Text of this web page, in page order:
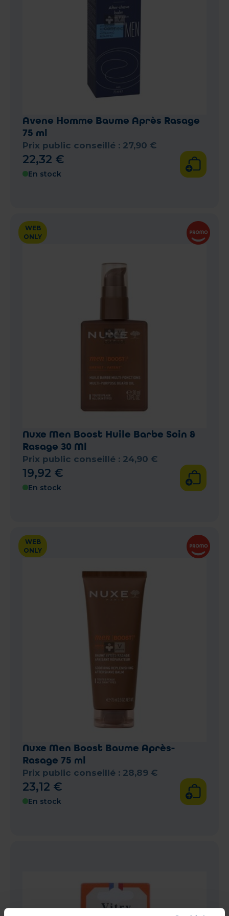
Avene Homme Baume Après Rasage
75 ml
Prix public conseillé : 27,90 €
22,32 €
En stock
WEB
ONLY
Nuxe Men Boost Huile Barbe Soin &
Rasage 30 Ml
Prix public conseillé : 24,90 €
19,92 €
En stock
WEB
ONLY
Nuxe Men Boost Baume Après-
Rasage 75 ml
Prix public conseillé : 28,89 €
23,12 €
En stock